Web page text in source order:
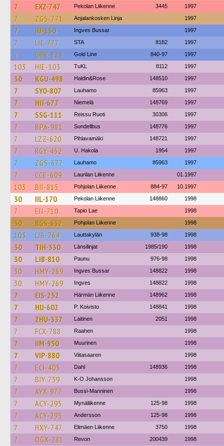
7 EXZ-747 Pekolan Liikenne 3445 1997
7 ZGS-771 Anjalankosken Linja 1997
7 IIJ-150 Ingves Bussar 1997
7 LIC-777 STA 8182 1997
7 GBV-824 Gold Line 840-97 1997
103 HIE-103 TuKL 8112 1997
30 KGU-498 Haldin&Rose 148510 1997
7 SYO-807 Lauhamo 85963 1997
7 HIJ-677 Niemelä 148769 1997
7 SSG-111 Reissu Ruoti 30306 1997
7 BPA-981 Sundellbus 148776 1997
7 LZZ-620 Pihlavamäki 148721 1997
7 RGY-452 U. Hakola 1954 1997
7 ZGS-677 Lauhamo 85963 1997
7 CCE-609 Laurilan Liikenne 01.1997
103 BII-815 Pohjolan Liikenne 884-97 10.1997
30 IIL-170 Pekolan Liikenne 148860 1998
7 EIJ-710 Tapio Lae 1998
30 RGS-632 Pohjolan Liikenne 1998
103 LIB-764 Lauttakylän 938-98 1998
30 TIH-330 Länsilinjat 1985/190 1998
30 LIB-810 Paunu 976-98 1998
30 HMY-269 Ingves Bussar 148822 1998
30 HMY-269 Ingves 148822 1998
7 EIS-252 Härmän Liikenne 148962 1998
7 HIJ-602 P. Koivisto 148841 1998
7 ZHU-337 Laitinen 2051 1998
7 FCX-788 Raahen 1998
7 IIM-950 Muurinen 1998
7 VIP-880 Viitasaaren 1998
7 ECI-405 Dahl 148936 1998
7 BIY-739 K-O Johansson 1998
7 AYX-977 Bussi-Manninen 1998
7 ACY-295 Mynäliikenne 125-98 1998
7 ACY-295 Andersson 125-98 1998
7 HXY-747 Elimäen Liikenne 3750 1998
7 OGX-281 Revon 200439 1998